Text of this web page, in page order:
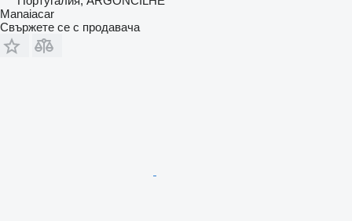
Manaiacar
Свържете се с продавача